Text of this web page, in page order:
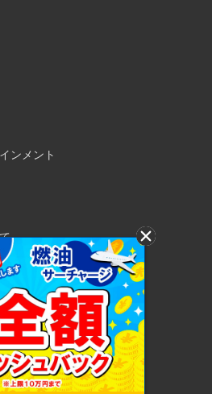
ンメント
Lawson Entertainment, Inc.